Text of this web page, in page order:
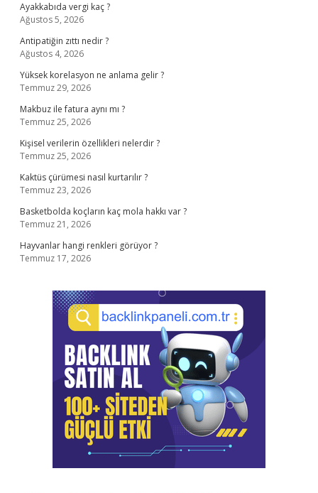
Ayakkabıda vergi kaç ?
Ağustos 5, 2026
Antipatiğin zıttı nedir ?
Ağustos 4, 2026
Yüksek korelasyon ne anlama gelir ?
Temmuz 29, 2026
Makbuz ile fatura aynı mı ?
Temmuz 25, 2026
Kişisel verilerin özellikleri nelerdir ?
Temmuz 25, 2026
Kaktüs çürümesi nasıl kurtarılır ?
Temmuz 23, 2026
Basketbolda koçların kaç mola hakkı var ?
Temmuz 21, 2026
Hayvanlar hangi renkleri görüyor ?
Temmuz 17, 2026